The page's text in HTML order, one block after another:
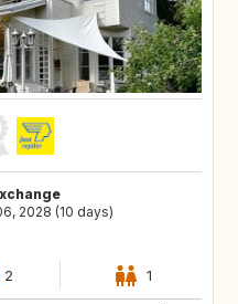
2028 (10 days)
2 1